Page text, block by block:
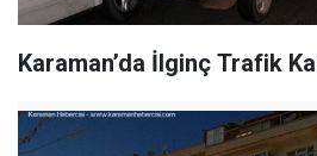
Karaman’da İlginç Trafik